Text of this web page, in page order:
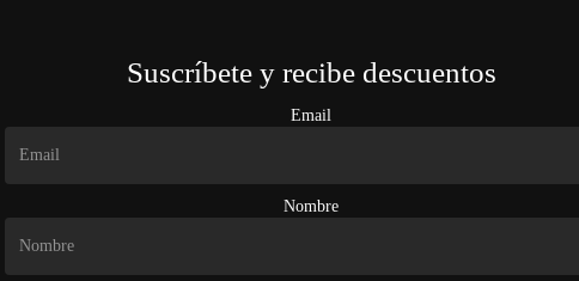
Suscríbete y recibe descuentos
Email
Nombre